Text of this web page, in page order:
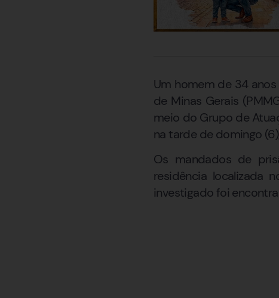
Um homem de 34
de Minas Gerais
meio do Grupo de
na tarde de domingo
Os mandados de
residência localizada
investigado foi